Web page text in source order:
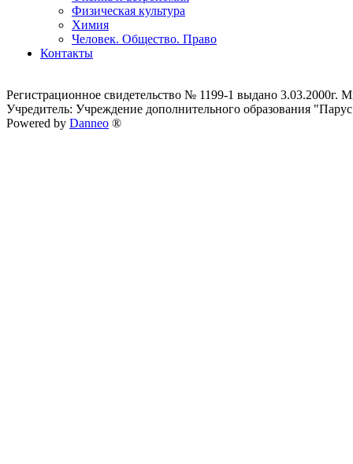
Физическая культура
Химия
Человек. Общество. Право
Контакты
Регистрационное свидетельство № 1199-1 выдано 3.03.2000г.
Учредитель: Учреждение дополнительного образования
Powered by Danneo ®